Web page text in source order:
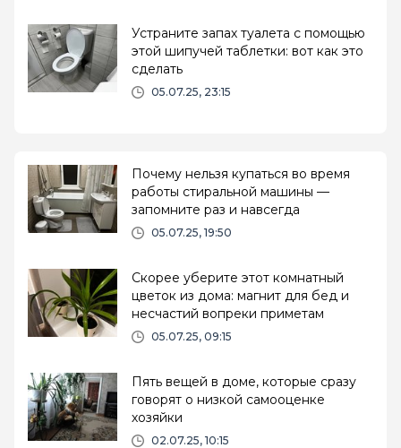
Устраните запах туалета с помощью
этой шипучей таблетки: вот как это
сделать
05.07.25, 23:15
Почему нельзя купаться во время
работы стиральной машины —
запомните раз и навсегда
05.07.25, 19:50
Скорее уберите этот комнатный
цветок из дома: магнит для бед и
несчастий вопреки приметам
05.07.25, 09:15
Пять вещей в доме, которые сразу
говорят о низкой самооценке
хозяйки
02.07.25, 10:15